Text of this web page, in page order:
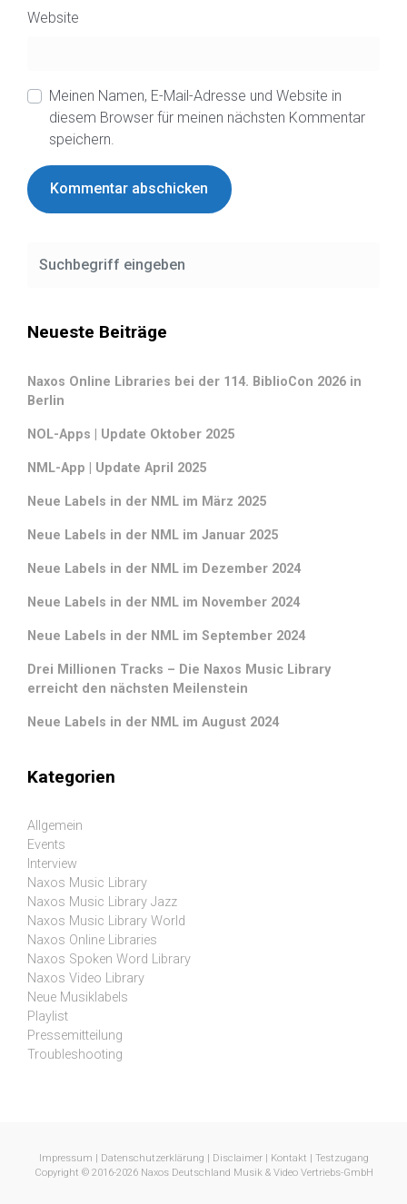
Website
Meinen Namen, E-Mail-Adresse und Website in
diesem Browser für meinen nächsten Kommentar
speichern.
Neueste Beiträge
Naxos Online Libraries bei der 114. BiblioCon 2026 in
Berlin
NOL-Apps | Update Oktober 2025
NML-App | Update April 2025
Neue Labels in der NML im März 2025
Neue Labels in der NML im Januar 2025
Neue Labels in der NML im Dezember 2024
Neue Labels in der NML im November 2024
Neue Labels in der NML im September 2024
Drei Millionen Tracks – Die Naxos Music Library
erreicht den nächsten Meilenstein
Neue Labels in der NML im August 2024
Kategorien
Allgemein
Events
Interview
Naxos Music Library
Naxos Music Library Jazz
Naxos Music Library World
Naxos Online Libraries
Naxos Spoken Word Library
Naxos Video Library
Neue Musiklabels
Playlist
Pressemitteilung
Troubleshooting
Impressum Datenschutzerklärung Disclaimer| Kontakt
Testzugang
Copyright © 2016-2026 Naxos Deutschland Musik & Video Vertriebs-GmbH